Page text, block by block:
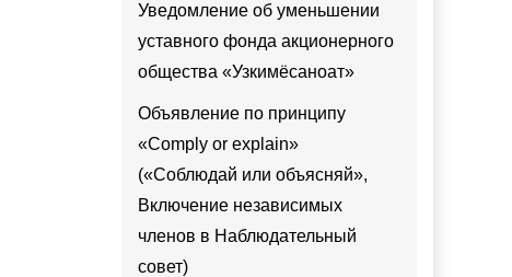
Уведомление об уменьшении
уставного фонда акционерного
общества «Узкимёсаноат»
Объявление по принципу
«Comply or explain»
(«Соблюдай или объясняй»,
Включение независимых
членов в Наблюдательный
совет)